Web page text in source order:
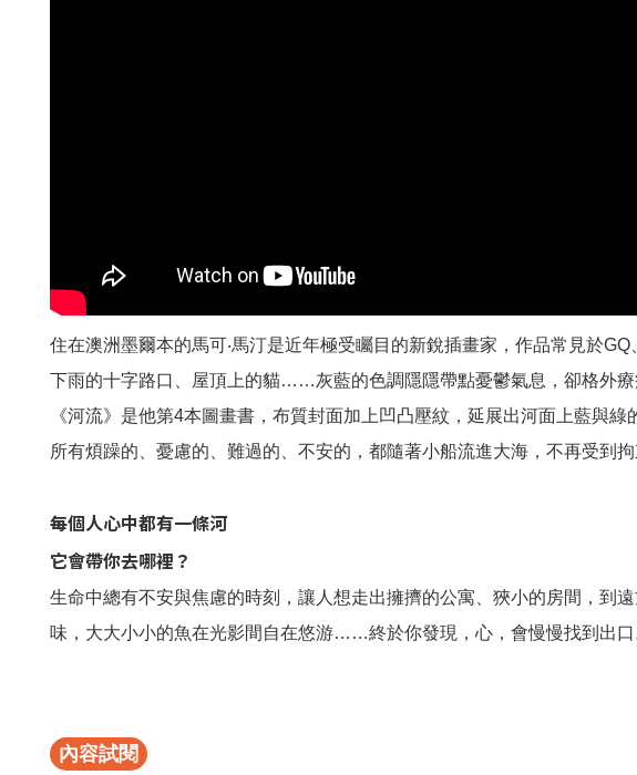
住在澳洲墨爾本的馬可‧馬汀是近年極受矚目的新銳插畫家，作品常見於
下雨的十字路口、屋頂上的貓……灰藍的色調隱隱帶點憂鬱氣息，卻格外療
《河流》是他第4本圖畫書，布質封面加上凹凸壓紋，延展出河面上藍
所有煩躁的、憂慮的、難過的、不安的，都隨著小船流進大海，不再受到拘
每個人心中都有一條河
它會帶你去哪裡？
生命中總有不安與焦慮的時刻，讓人想走出擁擠的公寓、狹小的房間，到
味，大大小小的魚在光影間自在悠游……終於你發現，心，會慢慢找到出口
內容試閱